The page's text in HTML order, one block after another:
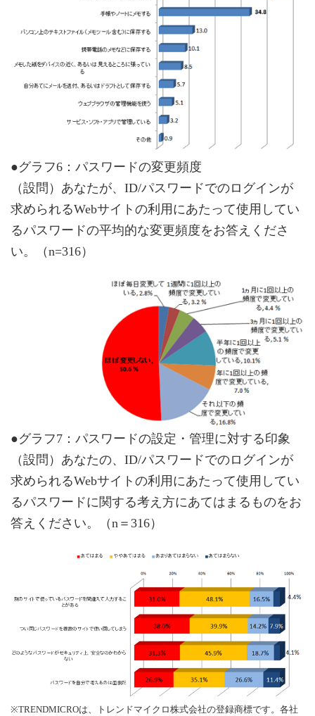
●グラフ6：パスワードの変更頻度
（設問）あなたが、ID/パスワードでのログインが
求められるWebサイトの利用にあたって使用してい
るパスワードの平均的な変更頻度をお答えくださ
い。（n=316）
●グラフ7：パスワードの設定・管理に対する印象
（設問）あなたの、ID/パスワードでのログインが
求められるWebサイトの利用にあたって使用してい
るパスワードに関する考え方にあてはまるものをお
答えください。（n＝316）
※TRENDMICROは、トレンドマイクロ株式会社の登録商標です。各社